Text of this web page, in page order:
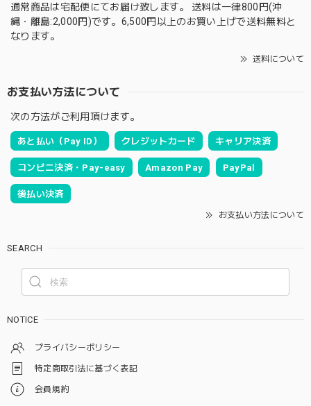
通常商品は宅配便にてお届け致します。 送料は一律800円(沖
縄・離島:2,000円)です。6,500円以上のお買い上げで送料無料と
なります。
送料について
お支払い方法について
次の方法がご利用頂けます。
あと払い（Pay ID） クレジットカード キャリア決済
コンビニ決済・Pay-easy Amazon Pay PayPal
後払い決済
お支払い方法について
SEARCH
NOTICE
プライバシーポリシー
特定商取引法に基づく表記
会員規約